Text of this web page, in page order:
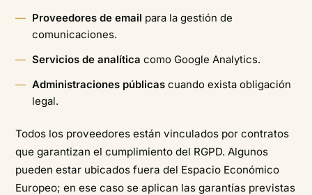
Proveedores de email para la gestión de
comunicaciones.
Servicios de analítica como Google Analytics.
Administraciones públicas cuando exista obligación
legal.
Todos los proveedores están vinculados por contratos
que garantizan el cumplimiento del RGPD. Algunos
pueden estar ubicados fuera del Espacio Económico
Europeo; en ese caso se aplican las garantías previstas